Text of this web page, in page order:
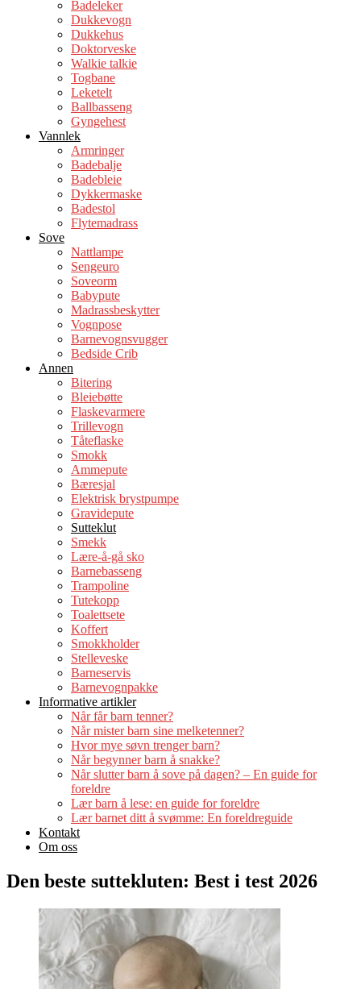
Badeleker
Dukkevogn
Dukkehus
Doktorveske
Walkie talkie
Togbane
Leketelt
Ballbasseng
Gyngehest
Vannlek
Armringer
Badebalje
Badebleie
Dykkermaske
Badestol
Flytemadrass
Sove
Nattlampe
Sengeuro
Soveorm
Babypute
Madrassbeskytter
Vognpose
Barnevognsvugger
Bedside Crib
Annen
Bitering
Bleiebøtte
Flaskevarmere
Trillevogn
Tåteflaske
Smokk
Ammepute
Bæresjal
Elektrisk brystpumpe
Gravidepute
Sutteklut
Smekk
Lære-å-gå sko
Barnebasseng
Trampoline
Tutekopp
Toalettsete
Koffert
Smokkholder
Stelleveske
Barneservis
Barnevognpakke
Informative artikler
Når får barn tenner?
Når mister barn sine melketenner?
Hvor mye søvn trenger barn?
Når begynner barn å snakke?
Når slutter barn å sove på dagen? – En guide for
foreldre
Lær barn å lese: en guide for foreldre
Lær barnet ditt å svømme: En foreldreguide
Kontakt
Om oss
Den beste suttekluten: Best i test 2026